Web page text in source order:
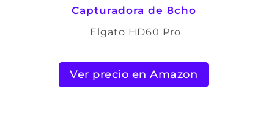
Capturadora de 8cho
Elgato HD60 Pro
Ver precio en Amazon